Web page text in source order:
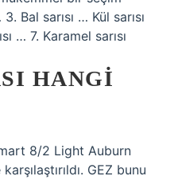
Bal sarısı … Kül sarısı
… 7. Karamel sarısı
HANGI
8/2 Light Auburn
GEZ bunu